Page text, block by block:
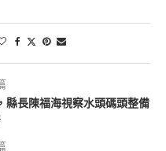
縣長陳福海視察水頭碼頭整備